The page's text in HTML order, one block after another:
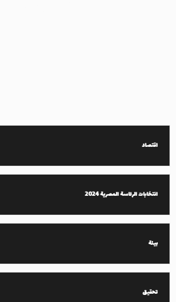
اقتصاد
انتخابات الرئاسة المصرية 2024
بيئة
تحقيق